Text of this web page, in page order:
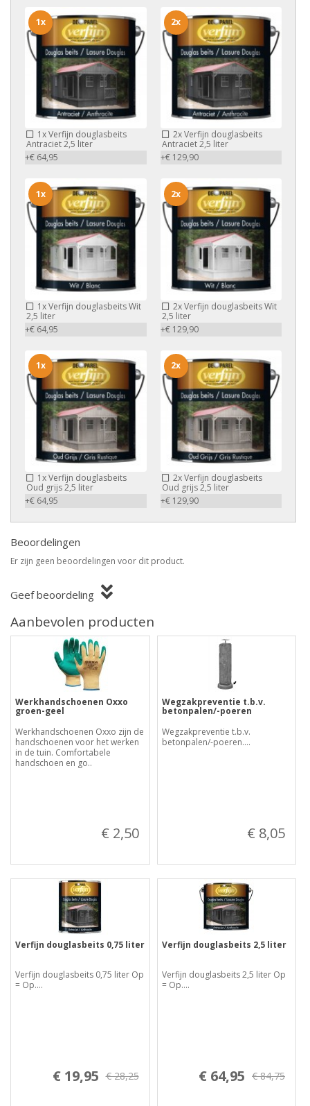
1xVerfijn douglasbeits
Antraciet 2,5 liter
+€ 64,95
1x
2xVerfijn douglasbeits
Antraciet 2,5 liter
+€ 129,90
2x
1xVerfijn douglasbeits Wit
2,5 liter
+€ 64,95
1x
2xVerfijn douglasbeits Wit
2,5 liter
+€ 129,90
2x
1xVerfijn douglasbeits
Oud grijs 2,5 liter
+€ 64,95
1x
2xVerfijn douglasbeits
Oud grijs 2,5 liter
+€ 129,90
2x
Beoordelingen
Er zijn geen beoordelingen voor dit product.
Geef beoordeling
Aanbevolen producten
Werkhandschoenen Oxxo
groen-geel
Werkhandschoenen Oxxo zijn de
handschoenen voor het werken
in de tuin. Comfortabele
handschoen en go..
€ 2,50
Wegzakpreventie t.b.v.
betonpalen/-poeren
Wegzakpreventie t.b.v.
betonpalen/-poeren....
€ 8,05
Verfijn douglasbeits 0,75 liter
Verfijn douglasbeits 0,75 liter Op
= Op....
€ 19,95 € 28,25
Verfijn douglasbeits 2,5 liter
Verfijn douglasbeits 2,5 liter Op
= Op....
€ 64,95 € 84,75